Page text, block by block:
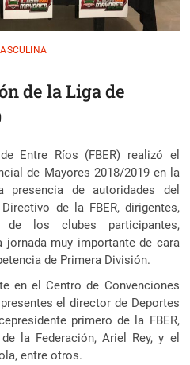
de la Liga de
Entre Ríos (FBER) realizó el
de Mayores 2018/2019 en la
presencia de autoridades del
de la FBER, dirigentes,
de los clubes participantes,
muy importante de cara
de Primera División.
en el Centro de Convenciones
el director de Deportes
primero de la FBER,
la Federación, Ariel Rey, y el
entre otros.